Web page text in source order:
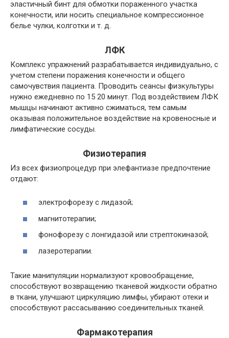
эластичный бинт для обмотки пораженного участка
конечности, или носить специальное компрессионное
белье чулки, колготки и т. д.
ЛФК
Комплекс упражнений разрабатывается индивидуально, с
учетом степени поражения конечности и общего
самочувствия пациента. Проводить сеансы физкультуры
нужно ежедневно по 15 20 минут. Под воздействием ЛФК
мышцы начинают активно сжиматься, тем самым
оказывая положительное воздействие на кровеносные и
лимфатические сосуды.
Физиотерапия
Из всех физиопроцедур при элефантиазе предпочтение
отдают:
электрофорезу с лидазой;
магнитотерапии;
фонофорезу с лонгидазой или стрептокиназой;
лазеротерапии.
Такие манипуляции нормализуют кровообращение,
способствуют возвращению тканевой жидкости обратно
в ткани, улучшают циркуляцию лимфы, убирают отеки и
способствуют рассасыванию соединительных тканей.
Фармакотерапия